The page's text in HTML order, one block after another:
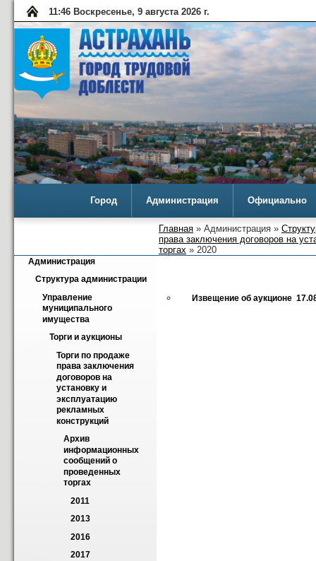
11:46 Воскресенье, 9 августа 2026 г.
Город Администрация Официально
Главная » Администрация »
права заключения договоров на
торгах » 2020
Администрация
Структура администрации
Управление
муниципального
имущества
Торги и аукционы
Торги по продаже
права заключения
договоров на
установку и
эксплуатацию
рекламных
конструкций
Архив
информационных
сообщений о
проведенных
торгах
2011
2013
2016
2017
Извещение об аукционе